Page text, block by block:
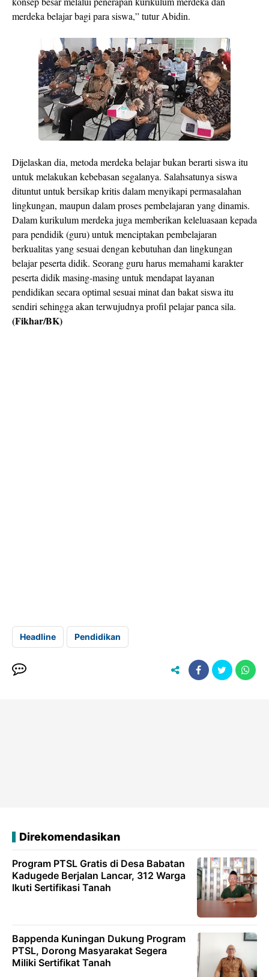
merdeka belajar bagi para siswa,” tutur Abidin.
Dijelaskan dia, metoda merdeka belajar bukan berarti siswa itu
untuk melakukan kebebasan segalanya. Salahsatunya siswa
dituntut untuk bersikap kritis dalam menyikapi permasalahan
lingkungan, maupun dalam proses pembelajaran yang dinamis.
Dalam kurikulum merdeka juga memberikan keleluasaan kepada
para pendidik (guru) untuk menciptakan pembelajaran
berkualitas yang sesuai dengan kebutuhan dan lingkungan
belajar peserta didik. Seorang guru harus memahami karakter
peserta didik masing-masing untuk mendapat layanan
pendidikan secara optimal sesuai minat dan bakat siswa itu
sendiri sehingga akan terwujudnya profil pelajar panca sila.
(Fikhar/BK)
Headline Pendidikan
Direkomendasikan
Program PTSL Gratis di Desa Babatan
Kadugede Berjalan Lancar, 312 Warga
Ikuti Sertifikasi Tanah
Bappenda Kuningan Dukung Program
PTSL, Dorong Masyarakat Segera
Miliki Sertifikat Tanah